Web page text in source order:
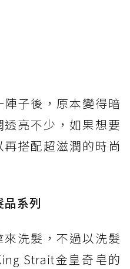
子後，原本變得暗
亮不少，如果想要
搭配超滋潤的時尚
系列
洗髮，不過以洗髮
Strait金皇奇皂的